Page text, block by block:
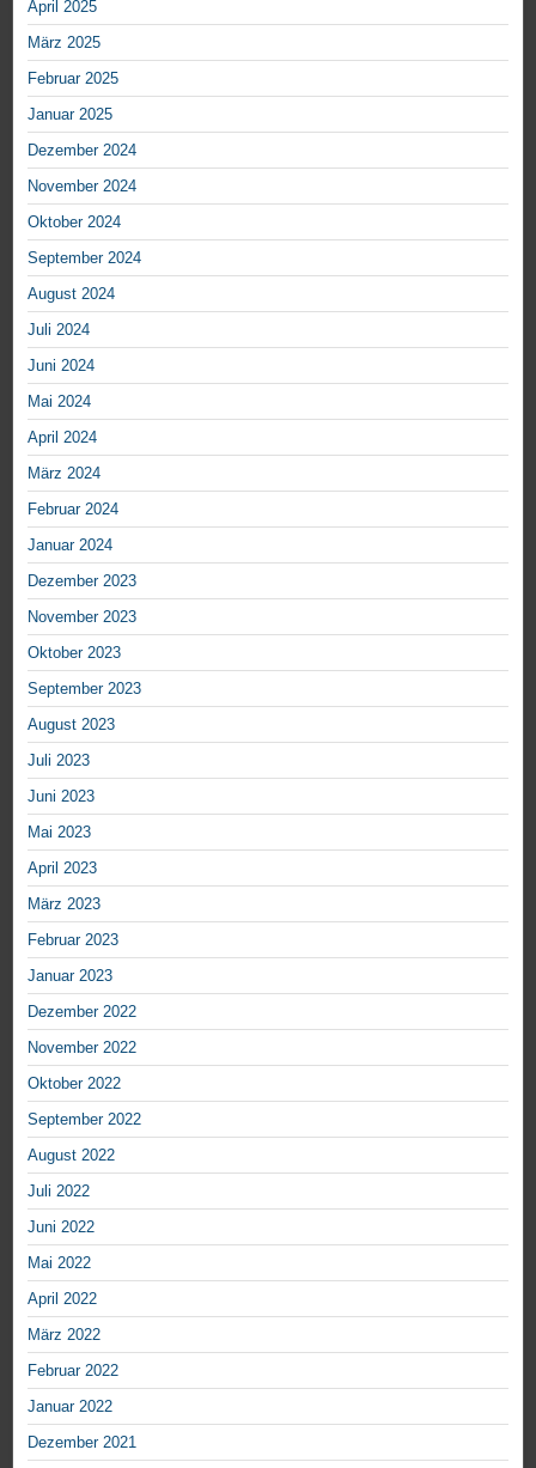
April 2025
März 2025
Februar 2025
Januar 2025
Dezember 2024
November 2024
Oktober 2024
September 2024
August 2024
Juli 2024
Juni 2024
Mai 2024
April 2024
März 2024
Februar 2024
Januar 2024
Dezember 2023
November 2023
Oktober 2023
September 2023
August 2023
Juli 2023
Juni 2023
Mai 2023
April 2023
März 2023
Februar 2023
Januar 2023
Dezember 2022
November 2022
Oktober 2022
September 2022
August 2022
Juli 2022
Juni 2022
Mai 2022
April 2022
März 2022
Februar 2022
Januar 2022
Dezember 2021